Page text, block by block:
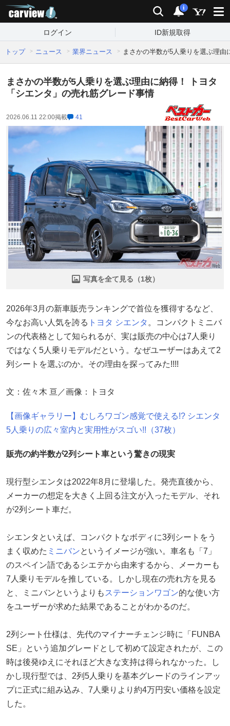
検索 通知
i
ログイン ID新規取得
トップ ニュース 業界ニュース まさかの半数が5人乗りを選ぶ理
まさかの半数が5人乗りを選ぶ理由に納得！ トヨタ
「シエンタ」の売れ筋グレード事情
2026.06.11 22:00掲載 41
写真を全て見る（1枚）
2026年3月の新車販売ランキングで首位を獲得するなど、
今なお高い人気を誇る トヨタ シエンタ 。コンパクトミニバ
ンの代表格として知られるが、実は販売の中心は7人乗り
ではなく5人乗りモデルだという。なぜユーザーはあえて2
列シートを選ぶのか。その理由を探ってみた!!!!
文：佐々木 亘／画像：トヨタ
【画像ギャラリー】むしろワゴン感覚で使える!? シエンタ
5人乗りの広々室内と実用性がスゴい!!（37枚）
販売の約半数が2列シート車という驚きの現実
現行型シエンタは2022年8月に登場した。発売直後から、
メーカーの想定を大きく上回る注文が入ったモデル、それ
が2列シート車だ。
シエンタといえば、コンパクトなボディに3列シートをう
まく収めた ミニバンというイメージが強い。車名も「7」
のスペイン語であるシエテから由来するから、メーカーも
7人乗りモデルを推している。しかし現在の売れ方を見る
と、ミニバンというよりも ステーションワゴン的な使い方
をユーザーが求めた結果であることがわかるのだ。
2列シート仕様は、先代のマイナーチェンジ時に「FUNBA
SE」という追加グレードとして初めて設定されたが、この
時は後発ゆえにそれほど大きな支持は得られなかった。し
かし現行型では、2列5人乗りを基本グレードのラインアッ
プに正式に組み込み、7人乗りより約4万円安い価格を設定
した。